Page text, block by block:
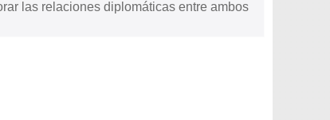
las relaciones diplomáticas entre ambos